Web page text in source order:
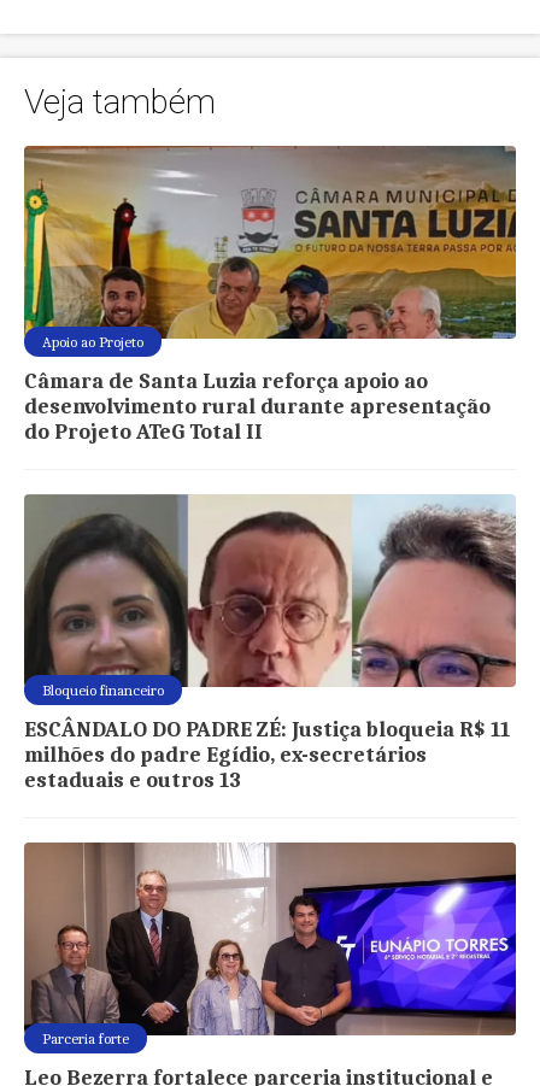
Veja também
Apoio ao Projeto
Câmara de Santa Luzia reforça apoio ao
desenvolvimento rural durante apresentação
do Projeto ATeG Total II
Bloqueio financeiro
ESCÂNDALO DO PADRE ZÉ: Justiça bloqueia R$ 11
milhões do padre Egídio, ex-secretários
estaduais e outros 13
Parceria forte
Leo Bezerra fortalece parceria institucional e